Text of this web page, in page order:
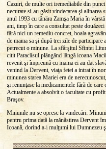
Cazuri, de multe ori iremediabile din
necurate si-au găsit vindecarea şi alinarea
anul 1993 cu tânăra Zamşa Maria în
ani, timp în care a consultat peste
fără nici un remediu concret, boala
de mama sa şi după trei zile de
petrecut o minune. La sfârşitul Sfintei
citit Paraclisul plângând lângă icoana
revenit şi împreună cu mama ei au dat
venind la Dervent, viaţa fetei a intrat în
minunea starea Mariei era de
şi renunţase la medicamentele fără de
Actualmente a absolvit o facultate cu
Braşov.
Minunile nu se opresc la vindecări.
pentru prima dată la mănăstirea Dervent
Icoană, dorind a-i mulţumi lui Dumnezeu